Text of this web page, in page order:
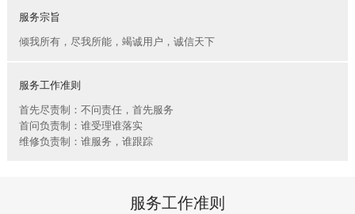
12个商用车系统部/驻外
销售大区、18个通机大
船电驻外营销中心、5个
玉柴芯蓝驻外销售大区、
31个服务与后市场驻外
市场部、6400多家服务
洲、欧洲等地设立了21
拥有20多家全资、控
及发动机制造及其产业
新能源产业及相关服务等
三大产业板块，在广西、
广东、江苏、安徽、湖
北、重庆、辽宁等地均有
服务宗旨
倾我所有，尽我所能，竭诚用户，诚信天下
服务工作准则
首先尽责制：不问责任，首先服务
首问负责制：谁受理谁落实
维修负责制：谁服务，谁跟踪
服务工作准则